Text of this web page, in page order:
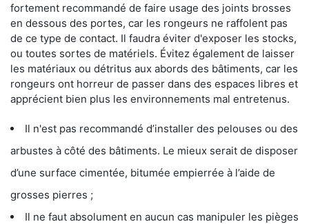
fortement recommandé de faire usage des joints brosses
en dessous des portes, car les rongeurs ne raffolent pas
de ce type de contact. Il faudra éviter d'exposer les stocks,
ou toutes sortes de matériels. Évitez également de laisser
les matériaux ou détritus aux abords des bâtiments, car les
rongeurs ont horreur de passer dans des espaces libres et
apprécient bien plus les environnements mal entretenus.
Il n'est pas recommandé d’installer des pelouses ou des
arbustes à côté des bâtiments. Le mieux serait de disposer
d’une surface cimentée, bitumée empierrée à l’aide de
grosses pierres ;
Il ne faut absolument en aucun cas manipuler les pièges